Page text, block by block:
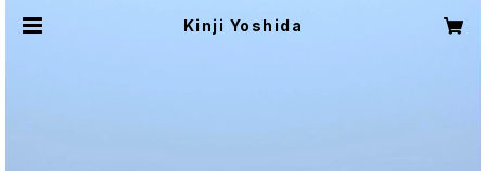
Kinji Yoshida